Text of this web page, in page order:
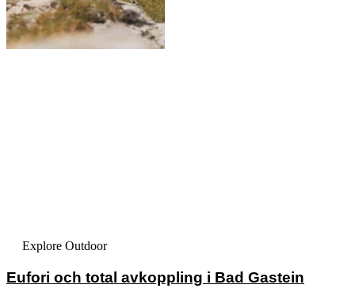
Explore Outdoor
Eufori och total avkoppling i Bad Gastein